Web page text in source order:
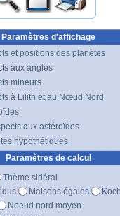
Paramètres d'affichage
et positions des planètes
aux angles
mineurs
à Lilith et au Nœud Nord
aux astéroïdes
hypothétiques
Paramètres de calcul
Thème sidéral
Maisons égales
Koch
Noeud nord moyen